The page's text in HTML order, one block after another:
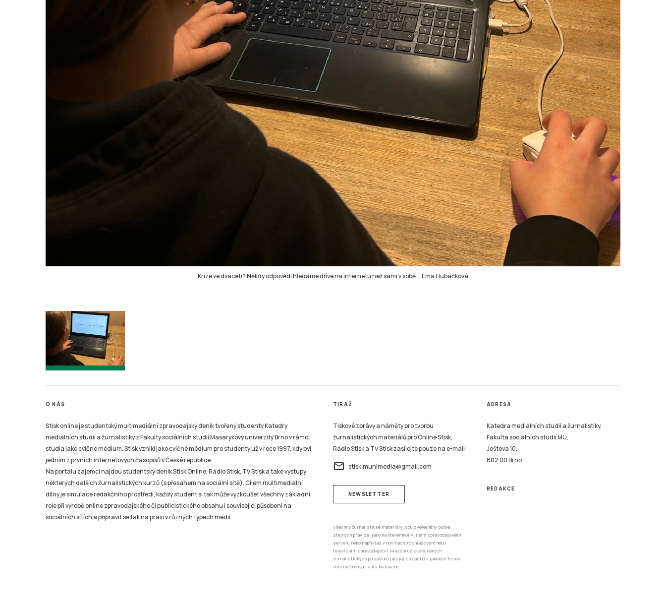
Krize ve dvaceti? Někdy odpovědi hledáme dříve na internetu než sami v sobě.-Ema Hubáčková
O NÁS
Stisk online je studentský multimediální zpravodajský deník tvořený studenty Katedry
mediálních studií a žurnalistiky z Fakulty sociálních studií Masarykovy univerzity Brno v rámci
studia jako cvičné médium. Stisk vznikl jako cvičné médium pro studenty už v roce 1997, kdy byl
jedním z prvních internetových časopisů v České republice.
Na portálu zájemci najdou studentský deník Stisk Online, Rádio Stisk, TV Stisk a také výstupy
některých dalších žurnalistických kurzů (s přesahem na sociální sítě). Cílem multimediální
dílny je simulace redakčního prostředí, každý student si tak může vyzkoušet všechny základní
role při výrobě online zpravodajského či publicistického obsahu i související působení na
sociálních sítích a připravit se tak na praxi v různých typech médií.
TIRÁŽ
Tiskové zprávy a náměty pro tvorbu
žurnalistických materiálů pro Online Stisk,
Rádio Stisk a TV Stisk zasílejte pouze na e-mail:
email stisk.munimedia@gmail.com
NEWSLETTER
Všechny žurnalistické materiály jsou zveřejněny podle
stejných pravidel jako na kterémkoliv jiném zpravodajském
serveru nebo například v novinách, rozhlasovém nebo
televizním zpravodajství. Mazání už zveřejněných
žurnalistických příspěvků (ani jejich částí) v jakékoli formě
není možné nyní ani v budoucnu.
ADRESA
Katedra mediálních studií a žurnalistiky,
Fakulta sociálních studií MU,
Joštova 10,
602 00 Brno
REDAKCE